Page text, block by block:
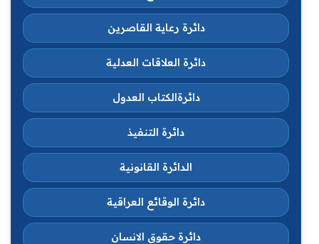
دائرة رعاية القاصرين
دائرة العلاقات العدلية
دائرةالكتاب العدول
دائرة التنفيذ
الدائرة القانونية
دائرة الوقائع العراقية
دائرة حقوق الانسان